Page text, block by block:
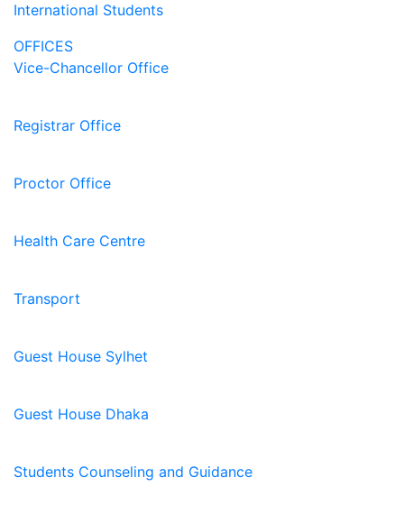
International Students
OFFICES
Vice-Chancellor Office
Registrar Office
Proctor Office
Health Care Centre
Transport
Guest House Sylhet
Guest House Dhaka
Students Counseling and Guidance